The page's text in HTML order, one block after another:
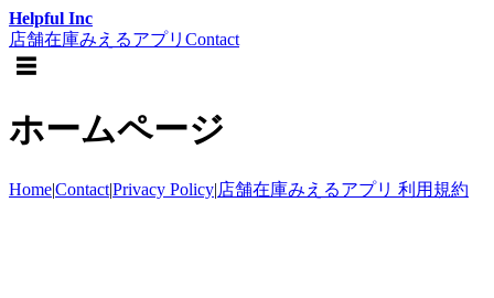
Helpful Inc
店舗在庫みえるアプリ Contact
☰
ホームページ
Home|Contact|Privacy Policy|店舗在庫みえるアプリ 利用規約